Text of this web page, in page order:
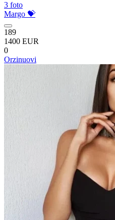
3 foto
Margo 💝
189
1400 EUR
0
Orzinuovi